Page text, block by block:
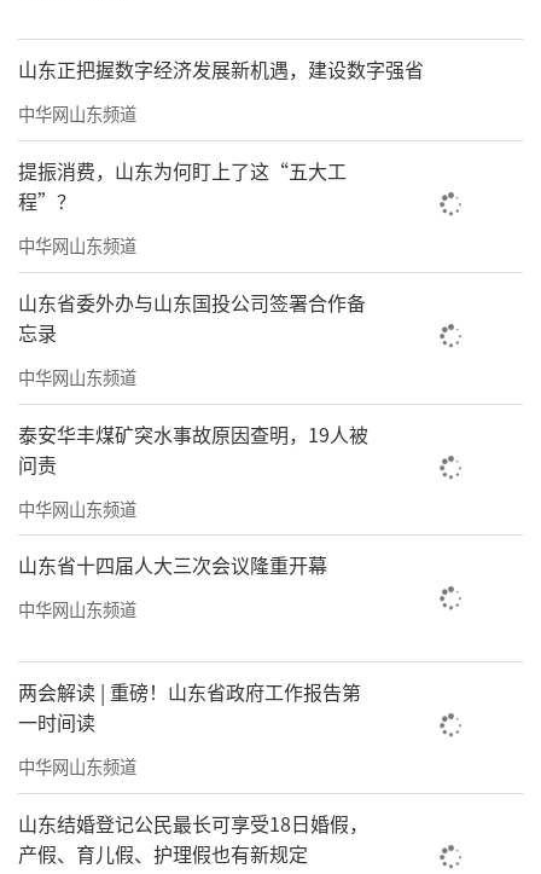
山东正把握数字经济发展新机遇，建设数字强省
中华网山东频道
提振消费，山东为何盯上了这“五大工
程”？
中华网山东频道
山东省委外办与山东国投公司签署合作备
忘录
中华网山东频道
泰安华丰煤矿突水事故原因查明，19人被
问责
中华网山东频道
山东省十四届人大三次会议隆重开幕
中华网山东频道
两会解读 | 重磅！山东省政府工作报告第
一时间读
中华网山东频道
山东结婚登记公民最长可享受18日婚假，
产假、育儿假、护理假也有新规定